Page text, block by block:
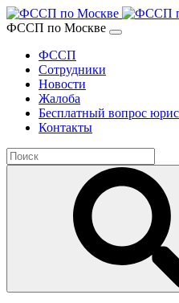
ФССП по Москве
ФССП
Сотрудники
Новости
Жалоба
Бесплатный вопрос
Контакты